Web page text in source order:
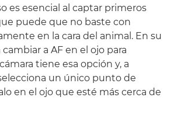
es esencial al captar primeros
puede que no baste con
en la cara del animal. En su
cambiar a AF en el ojo para
tiene esa opción y, a
un único punto de
en el ojo que esté más cerca de